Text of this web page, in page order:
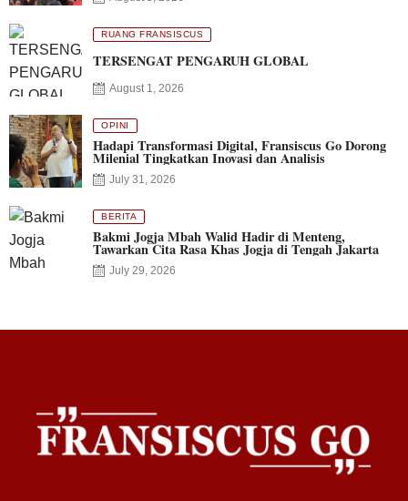
RUANG FRANSISCUS
TERSENGAT PENGARUH GLOBAL
August 1, 2026
OPINI
Hadapi Transformasi Digital, Fransiscus Go Dorong
Milenial Tingkatkan Inovasi dan Analisis
July 31, 2026
BERITA
Bakmi Jogja Mbah Walid Hadir di Menteng,
Tawarkan Cita Rasa Khas Jogja di Tengah Jakarta
July 29, 2026